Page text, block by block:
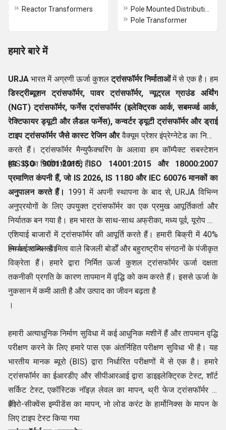
Reactor Transformers
Pole Transformer
हमारे बारे में
URJA भारत में अग्रणी ऊर्जा कुशलट्रांसफॉर्मर निर्माताओंमें से एक है। हम
डिस्ट्रीब्यूशन ट्रांसफॉर्मर, पावर ट्रांसफॉर्मर, न्यूट्रल ग्राउंड अर्थिंग
(NGT) ट्रांसफॉर्मर, फर्नेस ट्रांसफॉर्मर (इलेक्ट्रिक आर्क, सबमर्ज्ड आर्क,
रेक्टिफायर ड्यूटी और लैडल फर्नेस), कन्वर्टर ड्यूटी ट्रांसफॉर्मर और ड्राई
टाइप ट्रांसफॉर्मर जैसे कास्ट रेजिन औरवैक्यूम प्रेशर इंप्रेग्नेटेड का निर्माण
करते हैं। ट्रांसफॉर्मर मैन्युफैक्चरिंग के अलावा हम कॉम्पैक्ट सबस्टेशन
(CSS) का निर्माण भी करते हैं।
हमISO 9001:2015, ISO 14001:2015 और 18000:2007
प्रमाणित कंपनी हैं, जो IS 2026, IS 1180 और IEC 60076 मानकों का
अनुपालन करते हैं। 1991 में अपनी स्थापना के बाद से, URJA विभिन्न
अनुप्रयोगों के लिए उपयुक्त ट्रांसफॉर्मर का एक प्रमुख आपूर्तिकर्ता और
निर्यातक बन गया है। हम भारत के साथ-साथ अफ्रीका, मध्य पूर्व, यूरोप और
एशियाई बाजारों में ट्रांसफॉर्मर की आपूर्ति करते हैं। हमारी बिक्री में 40%
निर्यात शामिल हैं।
हम कई राज्य स्वामित्व वाले बिजली बोर्डों और बहुराष्ट्रीय संगठनों के पंजीकृत
विक्रेता हैं। हमारे द्वारा निर्मित ऊर्जा कुशल ट्रांसफॉर्मर ऊर्जा दक्षता
तकनीकी प्रगति के कारण तापमान में वृद्धि को कम करते हैं। इससे ऊर्जा के
नुकसान में कमी आती है और उत्पाद का जीवन बढ़ता है
।
हमारी अत्याधुनिक निर्माण सुविधा में कई आधुनिक मशीनें हैं और तापमान वृद्धि
परीक्षण करने के लिए हमारे पास एक अंतर्निहित परीक्षण सुविधा भी है। यह
भारतीय मानक ब्यूरो (BIS) द्वारा निर्धारित परीक्षणों में से एक है। हमारे
ट्रांसफॉर्मर का ईआरडीए और सीपीआरआई द्वारा डाइइलेक्ट्रिक टेस्ट, शॉर्ट
सर्किट टेस्ट, एकॉस्टिक नॉइज़ लेवल का मापन, थ्री फेज ट्रांसफॉर्मर के
जीरो-सीक्वेंस इम्पीडेंस का मापन, नो लोड करंट के हार्मोनिक्स के मापन के
लिए टाइप टेस्ट किया गया
है।